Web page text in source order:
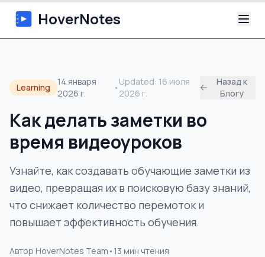
HoverNotes
Extension
ИИ-видеоконспекты
Уроки
О нас
Learning
14 января
2026 г.
•
Updated: 16 июля
2026 г.
Назад к
Блогу
Как делать заметки во
время видеоуроков
Узнайте, как создавать обучающие заметки из
видео, превращая их в поисковую базу знаний,
что снижает количество перемоток и
повышает эффективность обучения.
Автор HoverNotes Team • 13 мин чтения